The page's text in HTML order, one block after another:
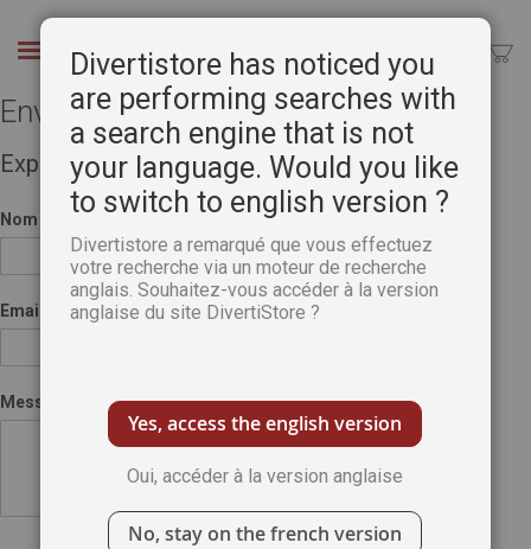
Chercher
Envoyer à un ami
Expéditeur
Nom
Email
Message
Divertistore has noticed you
are performing searches with
a search engine that is not
your language. Would you like
to switch to english version ?
Divertistore a remarqué que vous effectuez
votre recherche via un moteur de recherche
anglais. Souhaitez-vous accéder à la version
anglaise du site DivertiStore ?
Yes, access the english version
Oui, accéder à la version anglaise
No, stay on the french version